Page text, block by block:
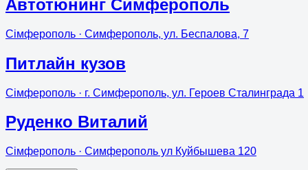
Автотюнинг Симферополь
Сімферополь · Симферополь, ул. Беспалова, 7
Питлайн кузов
Сімферополь · г. Симферополь, ул. Героев Сталинграда 1
Руденко Виталий
Сімферополь · Симферополь ул Куйбышева 120